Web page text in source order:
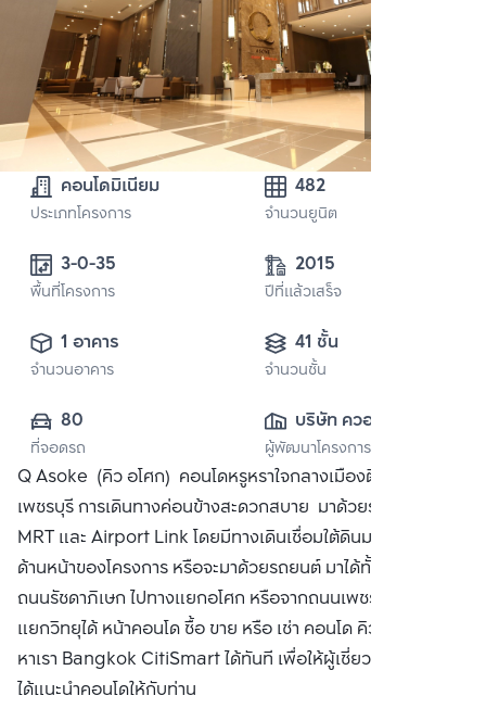
คอนโดมิเนียม
ประเภทโครงการ
482
จำนวนยูนิต
พื้นที่โครงการ
2015
ปีที่แล้วเสร็จ
1 อาคาร
จำนวนอาคาร
41 ชั้น
จำนวนชั้น
80
ที่จอดรถ
บริษัท ควอลิตี้เฮ้าส์
จำกัด (มหาชน)
ผู้พัฒนาโครงการ
Q Asoke (คิว อโศก) คอนโดหรูหราใจกลางเมืองติด MRT
เพชรบุรี การเดินทางค่อนข้างสะดวกสบาย มาด้วยรถไฟฟ้า ทั้ง
MRT และ Airport Link โดยมีทางเดินเชื่อมใต้ดินมาถึงบริเวณ
ด้านหน้าของโครงการ หรือจะมาด้วยรถยนต์ มาได้ทั้งจากทาง
ถนนรัชดาภิเษก ไปทางแยกอโศก หรือจากถนนเพชรบุรีไปทาง
แยกวิทยุได้ หน้าคอนโด ซื้อ ขาย หรือ เช่า คอนโด คิว อโศก ติดต่อ
หาเรา Bangkok CitiSmart ได้ทันที เพื่อให้ผู้เชี่ยวชาญของเรา
ได้แนะนำคอนโดให้กับท่าน